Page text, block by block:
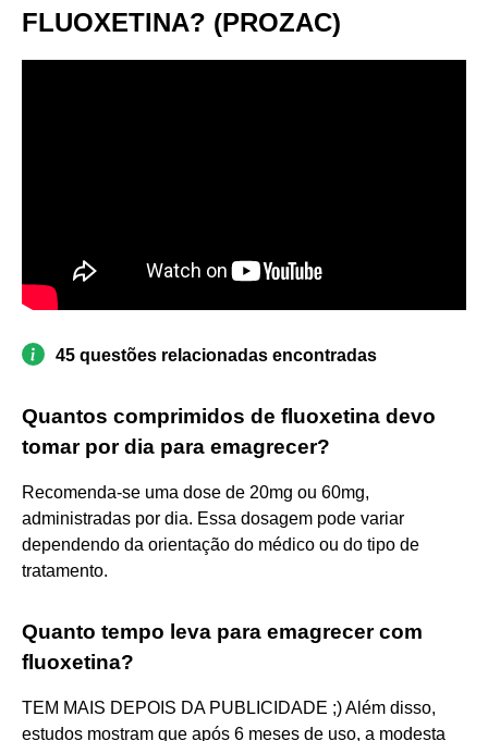
FLUOXETINA? (PROZAC)
45 questões relacionadas encontradas
Quantos comprimidos de fluoxetina devo
tomar por dia para emagrecer?
Recomenda-se uma dose de 20mg ou 60mg,
administradas por dia. Essa dosagem pode variar
dependendo da orientação do médico ou do tipo de
tratamento.
Quanto tempo leva para emagrecer com
fluoxetina?
TEM MAIS DEPOIS DA PUBLICIDADE ;) Além disso,
estudos mostram que após 6 meses de uso, a modesta